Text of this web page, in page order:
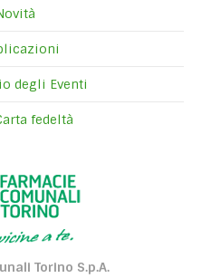
degli Eventi
fedeltà
Torino S.p.A.